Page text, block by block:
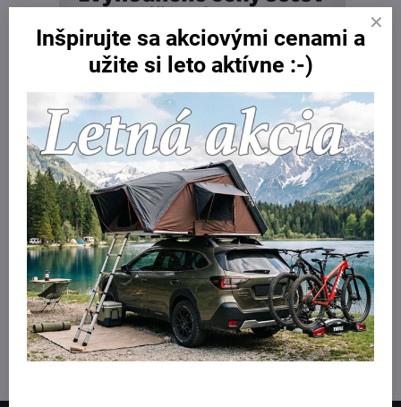
Inšpirujte sa akciovými cenami a
užite si leto aktívne :-)